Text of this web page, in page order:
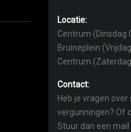
Locatie:
Centrum (Dinsdag
Bruineplein
Centrum
Contact:
Heb je vragen
vergunningen? Of
Stuur dan een